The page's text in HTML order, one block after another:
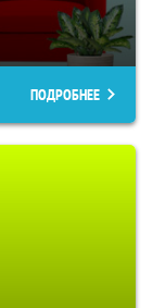
ПОДРОБНЕЕ